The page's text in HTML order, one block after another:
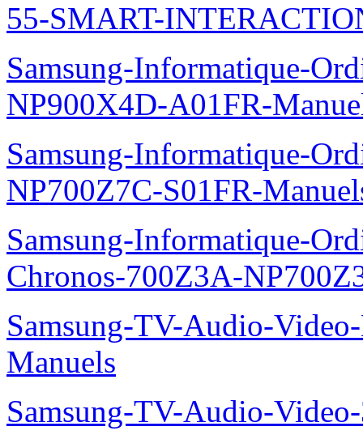
55-SMART-
Samsung-Informatique-
NP900X4D-A01FR-
Samsung-Informatique-
NP700Z7C-S01FR-
Samsung-Informatique-
Chronos-700Z3A-
Samsung-TV-Audio-
Manuels
Samsung-TV-Audio-